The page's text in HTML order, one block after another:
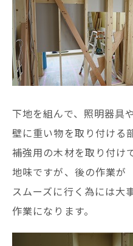
下地を組んで、照明器具や
壁に重い物を取り付ける
補強用の木材を取り付け
地味ですが、後の作業が
スムーズに行く為には大
作業になります。